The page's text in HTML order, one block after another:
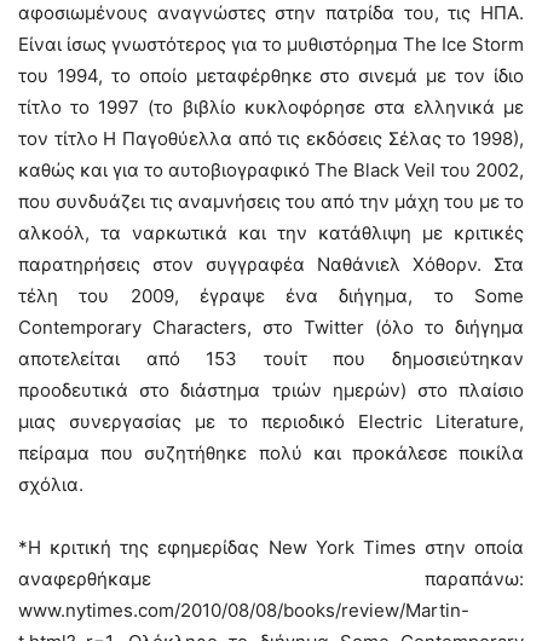
αφοσιωμένους αναγνώστες στην πατρίδα του, τις ΗΠΑ.
Είναι ίσως γνωστότερος για το μυθιστόρημα The Ice Storm
του 1994, το οποίο μεταφέρθηκε στο σινεμά με τον ίδιο
τίτλο το 1997 (το βιβλίο κυκλοφόρησε στα ελληνικά με
τον τίτλο Η Παγοθύελλα από τις εκδόσεις Σέλας το 1998),
καθώς και για το αυτοβιογραφικό The Black Veil του 2002,
που συνδυάζει τις αναμνήσεις του από την μάχη του με το
αλκοόλ, τα ναρκωτικά και την κατάθλιψη με κριτικές
παρατηρήσεις στον συγγραφέα Ναθάνιελ Χόθορν. Στα
τέλη του 2009, έγραψε ένα διήγημα, το Some
Contemporary Characters, στο Twitter (όλο το διήγημα
αποτελείται από 153 τουίτ που δημοσιεύτηκαν
προοδευτικά στο διάστημα τριών ημερών) στο πλαίσιο
μιας συνεργασίας με το περιοδικό Electric Literature,
πείραμα που συζητήθηκε πολύ και προκάλεσε ποικίλα
σχόλια.
*Η κριτική της εφημερίδας New York Times στην οποία
αναφερθήκαμε παραπάνω:
www.nytimes.com/2010/08/08/books/review/Martin-